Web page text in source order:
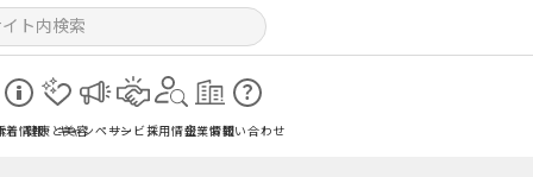
着情報健康と美容キャンペーンサービス採用情報企業情報お問い合わせ